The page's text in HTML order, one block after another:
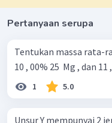
Pertanyaan serupa
Tentukan massa rata-rata isotop
10 , 00% 25 ​ Mg , dan 11
1 5.0
Unsur Y mempunyai 2